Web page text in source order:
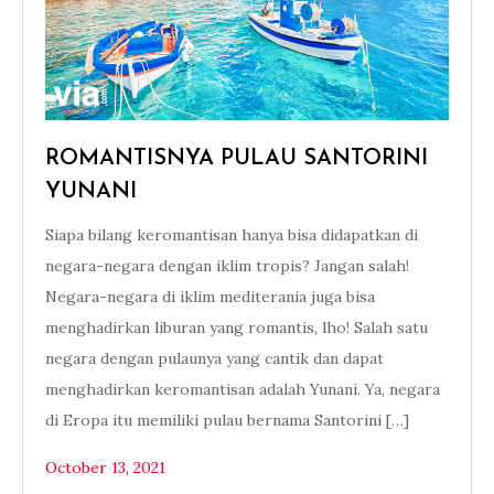
ROMANTISNYA PULAU SANTORINI
YUNANI
Siapa bilang keromantisan hanya bisa didapatkan di
negara-negara dengan iklim tropis? Jangan salah!
Negara-negara di iklim mediterania juga bisa
menghadirkan liburan yang romantis, lho! Salah satu
negara dengan pulaunya yang cantik dan dapat
menghadirkan keromantisan adalah Yunani. Ya, negara
di Eropa itu memiliki pulau bernama Santorini […]
October 13, 2021